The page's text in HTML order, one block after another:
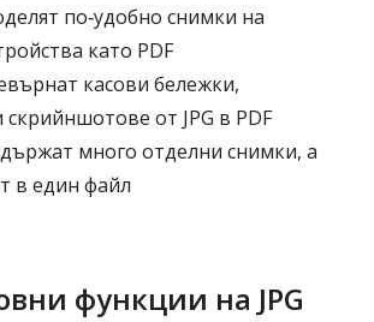
по‑удобно снимки на
като PDF
касови бележки,
от JPG в PDF
много отделни снимки, а
в един файл
функции на JPG